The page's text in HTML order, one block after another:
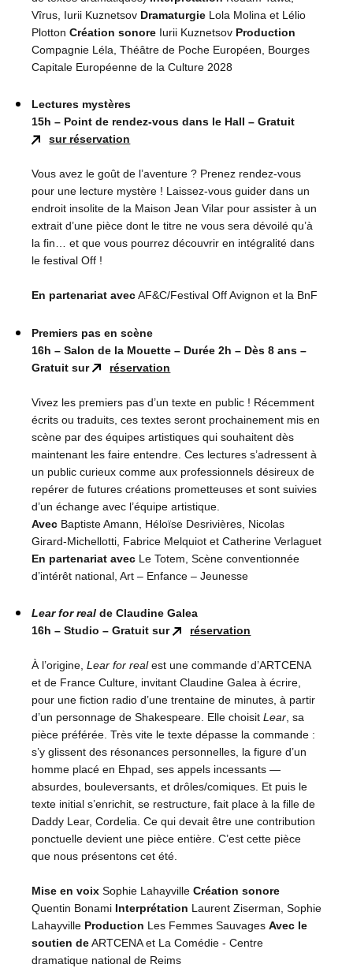
Vîrus, Iurii Kuznetsov Dramaturgie Lola Molina et Lélio
Plotton Création sonore Iurii Kuznetsov Production
Compagnie Léla, Théâtre de Poche Européen, Bourges
Capitale Européenne de la Culture 2028
Lectures mystères
15h – Point de rendez-vous dans le Hall – Gratuit
sur réservation
Vous avez le goût de l’aventure ? Prenez rendez-vous
pour une lecture mystère ! Laissez-vous guider dans un
endroit insolite de la Maison Jean Vilar pour assister à un
extrait d’une pièce dont le titre ne vous sera dévoilé qu’à
la fin… et que vous pourrez découvrir en intégralité dans
le festival Off !
En partenariat avecAF&C/Festival Off Avignon et la BnF
Premiers pas en scène
16h – Salon de la Mouette – Durée 2h – Dès 8 ans –
Gratuit sur
réservation
Vivez les premiers pas d’un texte en public ! Récemment
écrits ou traduits, ces textes seront prochainement mis en
scène par des équipes artistiques qui souhaitent dès
maintenant les faire entendre. Ces lectures s’adressent à
un public curieux comme aux professionnels désireux de
repérer de futures créations prometteuses et sont suivies
d’un échange avec l’équipe artistique.
Avec Baptiste Amann, Héloïse Desrivières, Nicolas
Girard-Michellotti, Fabrice Melquiot et Catherine Verlaguet
En partenariat avec Le Totem, Scène conventionnée
d’intérêt national, Art – Enfance – Jeunesse
Lear for real de Claudine Galea
16h – Studio – Gratuit sur
réservation
À l’origine, Lear for realest une commande d’ARTCENA
et de France Culture, invitant Claudine Galea à écrire,
pour une fiction radio d’une trentaine de minutes, à partir
d’un personnage de Shakespeare. Elle choisit Lear, sa
pièce préférée. Très vite le texte dépasse la commande :
s’y glissent des résonances personnelles, la figure d’un
homme placé en Ehpad, ses appels incessants —
absurdes, bouleversants, et drôles/comiques. Et puis le
texte initial s’enrichit, se restructure, fait place à la fille de
Daddy Lear, Cordelia. Ce qui devait être une contribution
ponctuelle devient une pièce entière. C’est cette pièce
que nous présentons cet été.
Mise en voix Sophie Lahayville Création sonore
Quentin Bonami Interprétation Laurent Ziserman, Sophie
Lahayville Production Les Femmes Sauvages Avec le
soutien deARTCENA et La Comédie - Centre
dramatique national de Reims